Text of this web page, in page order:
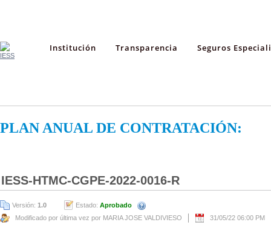
Institución Transparencia Seguros
PLAN ANUAL DE CONTRATACIÓN:
IESS-HTMC-CGPE-2022-0016-R
Versión: 1.0 Estado: Aprobado
Modificado por última vez por MARIA JOSE VALDIVIESO
31/05/22 06:00 PM